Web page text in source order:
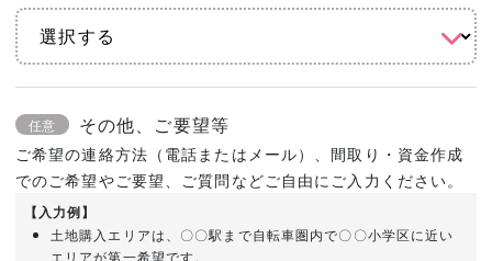
任意 その他、ご要望等
ご希望の連絡方法（電話またはメール）、間取り・資金作成
でのご希望やご要望、ご質問などご自由にご入力ください。
【入力例】
土地購入エリアは、〇〇駅まで自転車圏内で〇〇小学区に近い
エリアが第一希望です。